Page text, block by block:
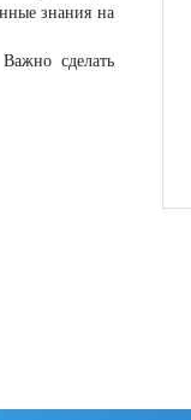
знания на
сделать